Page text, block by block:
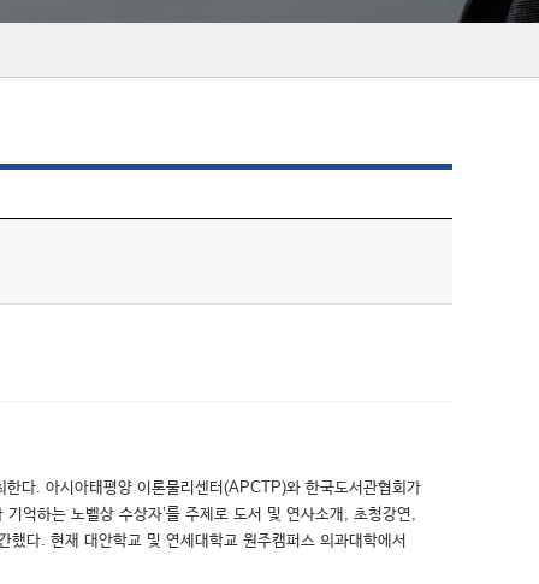
다. 아시아태평양 이론물리센터(APCTP)와 한국도서관협회가
억하는 노벨상 수상자’를 주제로 도서 및 연사소개, 초청강연,
다. 현재 대안학교 및 연세대학교 원주캠퍼스 의과대학에서